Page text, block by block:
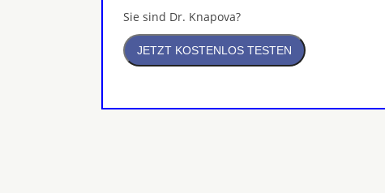
Sie sind Dr. Knapova?